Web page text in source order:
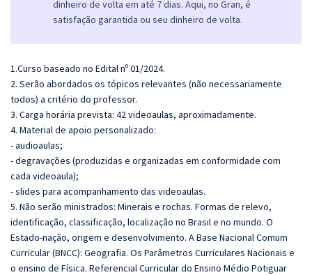
dinheiro de volta em até 7 dias. Aqui, no Gran, é
satisfação garantida ou seu dinheiro de volta.
1.Curso baseado no Edital nº 01/2024.
2. Serão abordados os tópicos relevantes (não necessariamente
todos) a critério do professor.
3. Carga horária prevista: 42 videoaulas, aproximadamente.
4. Material de apoio personalizado:
- audioaulas;
- degravações (produzidas e organizadas em conformidade com
cada videoaula);
- slides para acompanhamento das videoaulas.
5. Não serão ministrados: Minerais e rochas. Formas de relevo,
identificação, classificação, localização no Brasil e no mundo. O
Estado-nação, origem e desenvolvimento. A Base Nacional Comum
Curricular (BNCC): Geografia. Os Parâmetros Curriculares Nacionais e
o ensino de Física. Referencial Curricular do Ensino Médio Potiguar